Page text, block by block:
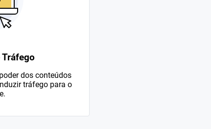
dos conteúdos
tráfego para o